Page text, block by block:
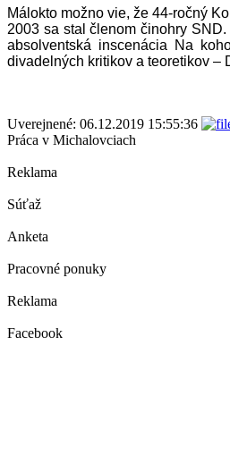
Málokto možno vie, že 44-ročný
2003 sa stal členom činohry
absolventská inscenácia Na
divadelných kritikov a teoretikov –
Uverejnené: 06.12.2019 15:55:36
Práca v Michalovciach
Reklama
Súťaž
Anketa
Pracovné ponuky
Reklama
Facebook